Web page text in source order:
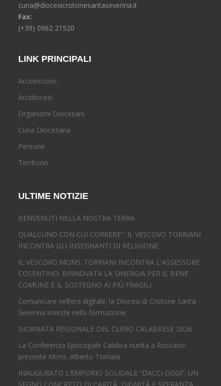
curia@diocesicrotonesantaseverina.it
Fax:
(+39) 0962 21520
LINK PRINCIPALI
Arcivescovo
Arcidiocesi
Organismi Diocesani
Curia Diocesana
Persone
Territorio
ULTIME NOTIZIE
BENVENUTI NELLA NOSTRA TERRA
QUALCUNO CON CUI CORRERE": IL VESCOVO TORRIANI
INCONTRA GLI INSEGNANTI DI RELIGIONE
IL VESCOVO MONS. TORRIANI INCONTRA L'ASSESSORE
COSENTINO: RINNOVATA LA SINERGIA PER IL BENE
COMUNE E IL SOSTEGNO AI PIÙ FRAGILI
Comunicare nell’era digitale: la Diocesi di Crotone Santa
Severina investe nella formazione
GIORNATA REGIONALE DEL CLERO CALABRESE 2026
La Conferenza Episcopale Calabra riunita a Rossano:
presente Mons. Alberto Torriani
INAUGURATO L’EMPORIO SOLIDALE “DACCI OGGI”: UN